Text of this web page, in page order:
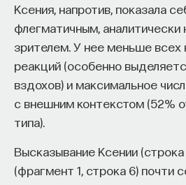
Ксения, напротив, показала
флегматичным, аналитически
зрителем. У нее меньше всех
реакций (особенно
вздохов) и максимальное
с внешним контекстом (52%
типа).
Высказывание Ксении (строка
(фрагмент 1, строка 6) почти